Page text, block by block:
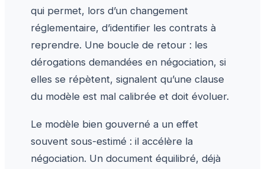
qui permet, lors d’un changement
réglementaire, d’identifier les contrats à
reprendre. Une boucle de retour : les
dérogations demandées en négociation, si
elles se répètent, signalent qu’une clause
du modèle est mal calibrée et doit évoluer.
Le modèle bien gouverné a un effet
souvent sous-estimé : il accélère la
négociation. Un document équilibré, déjà